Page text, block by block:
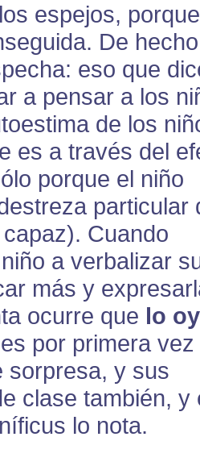
espejos,
De
eso que
a pensar a los
de los
es a través del
porque el niño
particular
Cuando
a verbalizar
más y
ocurre que lo
por primera vez
sorpresa, y sus
clase también, y
lo nota.